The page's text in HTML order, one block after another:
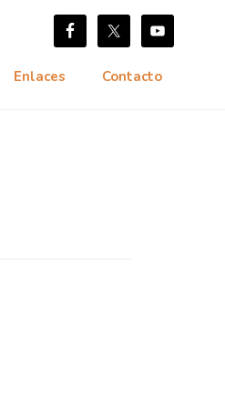
Enlaces Contacto